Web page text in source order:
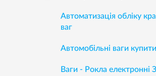
Автоматизація обліку
ваг
Автомобільні ваги купити
Ваги - Рокла електронні